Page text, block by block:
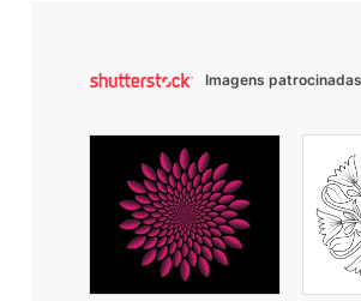
Imagens patrocinadas